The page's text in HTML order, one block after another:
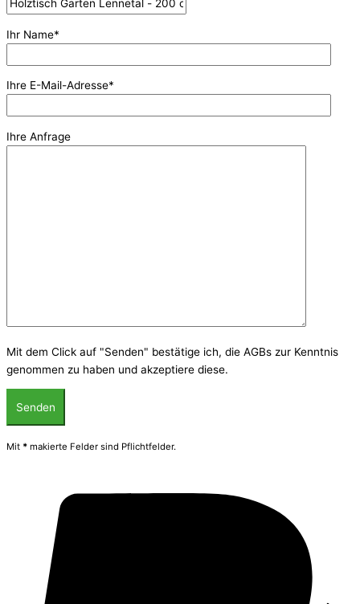
Ihr Name*
Ihre E-Mail-Adresse*
Ihre Anfrage
Mit dem Click auf "Senden" bestätige ich, die AGBs zur Kenntnis
genommen zu haben und akzeptiere diese.
Mit * makierte Felder sind Pflichtfelder.